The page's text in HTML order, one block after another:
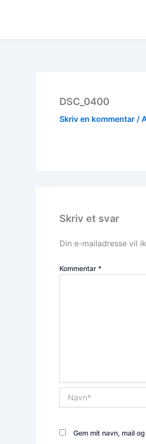
DSC_0400
Skriv en kommentar /
Skriv et svar
Din e-mailadresse vil
Kommentar *
Gem mit navn, mail